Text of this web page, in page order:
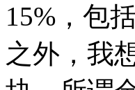
15%，包
之外，我